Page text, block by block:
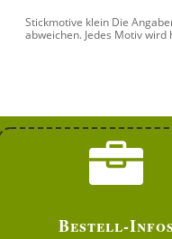
Stickmotive klein Die
abweichen. Jedes Motiv

Bestell-